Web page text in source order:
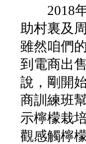
2018年
助村裏及
雖然咱們
到電商出
說，剛開
商訓練班
示檸檬栽
觀感觸檸